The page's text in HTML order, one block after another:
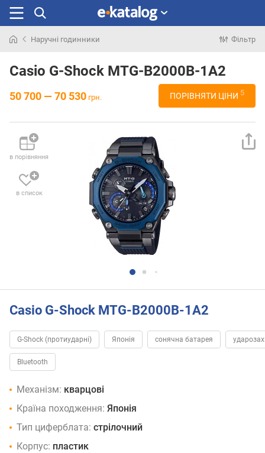
раніше
Наручні годинники Фільтр
Casio G-Shock MTG-B2000B-1A2
50 700 — 70 530 грн. ПОРІВНЯТИ ЦІНИ 5
в порівняння
в список
Casio G-Shock MTG-B2000B-1A2
G-Shock (протиударні) Японія сонячна батарея
Bluetooth
Механізм: кварцові
Країна походження: Японія
Тип циферблата: стрілочний
Корпус: пластик